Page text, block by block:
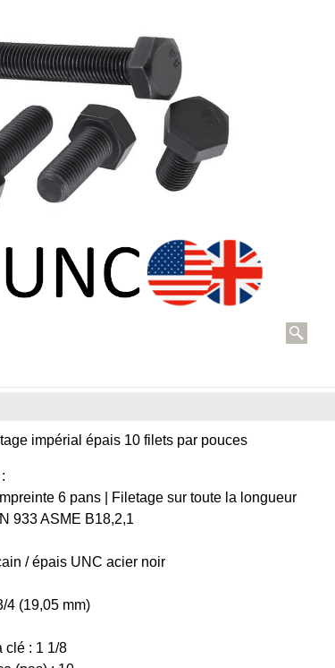
impérial épais 10 filets par pouces
6 pans | Filetage sur toute la longueur
933 ASME B18,2,1
/ épais UNC acier noir
4 (19,05 mm)
clé : 1 1/8